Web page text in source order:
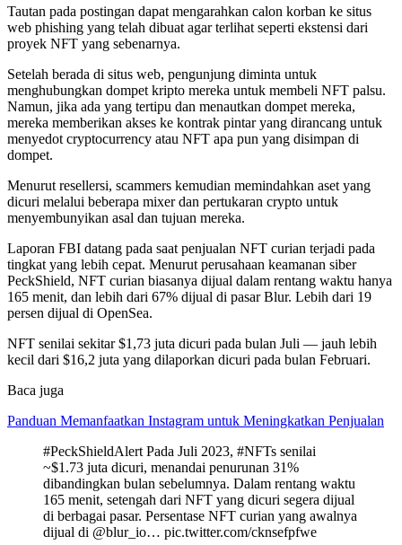
Tautan pada postingan dapat mengarahkan calon korban ke situs
web phishing yang telah dibuat agar terlihat seperti ekstensi dari
proyek NFT yang sebenarnya.
Setelah berada di situs web, pengunjung diminta untuk
menghubungkan dompet kripto mereka untuk membeli NFT palsu.
Namun, jika ada yang tertipu dan menautkan dompet mereka,
mereka memberikan akses ke kontrak pintar yang dirancang untuk
menyedot cryptocurrency atau NFT apa pun yang disimpan di
dompet.
Menurut resellersi, scammers kemudian memindahkan aset yang
dicuri melalui beberapa mixer dan pertukaran crypto untuk
menyembunyikan asal dan tujuan mereka.
Laporan FBI datang pada saat penjualan NFT curian terjadi pada
tingkat yang lebih cepat. Menurut perusahaan keamanan siber
PeckShield, NFT curian biasanya dijual dalam rentang waktu hanya
165 menit, dan lebih dari 67% dijual di pasar Blur. Lebih dari 19
persen dijual di OpenSea.
NFT senilai sekitar $1,73 juta dicuri pada bulan Juli — jauh lebih
kecil dari $16,2 juta yang dilaporkan dicuri pada bulan Februari.
Baca juga
Panduan Memanfaatkan Instagram untuk Meningkatkan Penjualan
#PeckShieldAlert Pada Juli 2023, #NFTs senilai
~$1.73 juta dicuri, menandai penurunan 31%
dibandingkan bulan sebelumnya. Dalam rentang waktu
165 menit, setengah dari NFT yang dicuri segera dijual
di berbagai pasar. Persentase NFT curian yang awalnya
dijual di @blur_io… pic.twitter.com/cknsefpfwe